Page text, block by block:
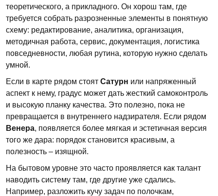
теоретического, а прикладного. Он хорош там, где
требуется собрать разрозненные элементы в понятную
схему: редактирование, аналитика, организация,
методичная работа, сервис, документация, логистика
повседневности, любая рутина, которую нужно сделать
умной.
Если в карте рядом стоят Сатурн или напряженный
аспект к нему, градус может дать жесткий самоконтроль
и высокую планку качества. Это полезно, пока не
превращается в внутреннего надзирателя. Если рядом
Венера, появляется более мягкая и эстетичная версия
того же дара: порядок становится красивым, а
полезность – изящной.
На бытовом уровне это часто проявляется как талант
наводить систему там, где другие уже сдались.
Например, разложить кучу задач по полочкам,